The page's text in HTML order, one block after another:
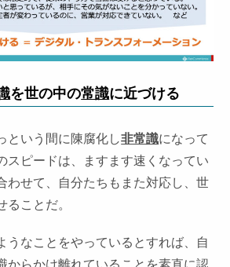
を世の中の常識に近づける
という間に陳腐化し非常識になって
スピードは、ますます速くなってい
わせて、自分たちもまた対応し、世
ることだ。
うなことをやっているとすれば、自
からかけ離れていることを素直に認